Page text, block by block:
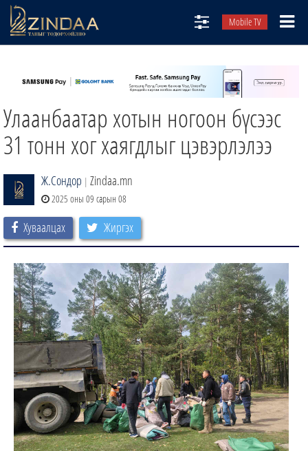
Mobile TV
ТВ8
ӨГЛӨӨНИЙ СОНИН
АУДИО ЗОХИОЛ
Улаанбаатар хотын ногоон бүсээс
31 тонн хог хаягдлыг цэвэрлэлээ
Ж.Сондор | Zindaa.mn
2025 оны 09 сарын 08
Хуваалцах Жиргэх